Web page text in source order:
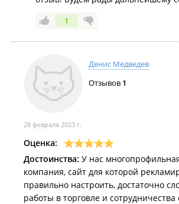
1
Денис Медведев
Отзывов 1
28 февраля 2023 г.
Оценка:
Достоинства: У нас
компания, сайт для которой
правильно настроить, достаточно
работы в торговле и